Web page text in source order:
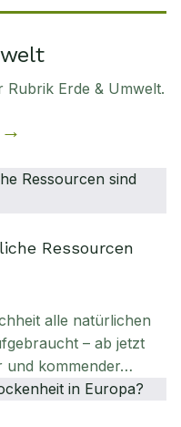
Rubrik Erde & Umwelt.
Ressourcen
alle natürlichen
– ab jetzt
und kommender…